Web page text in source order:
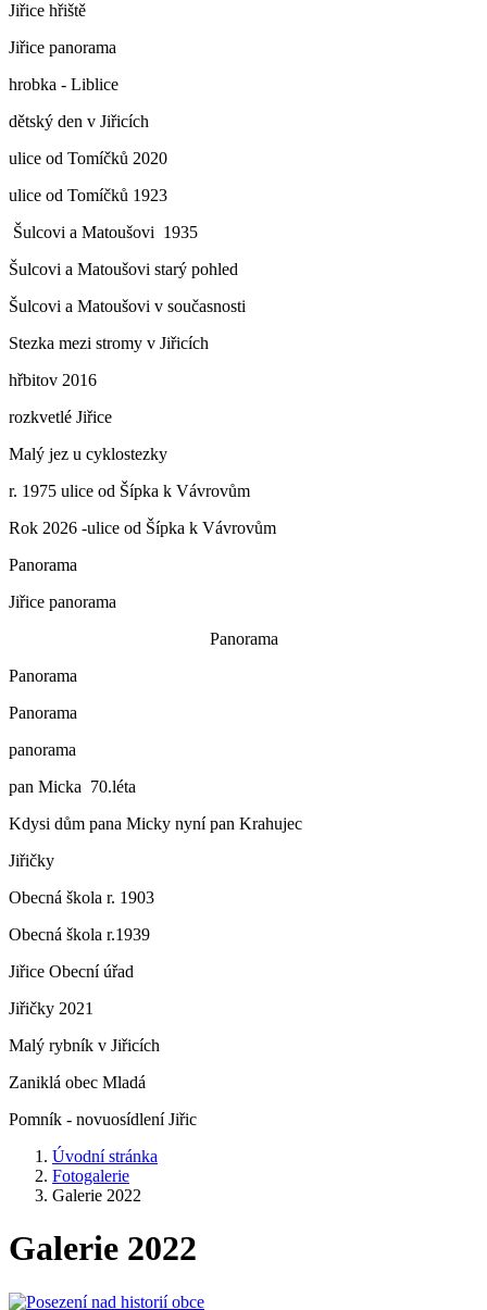
Jiřice hřiště
Jiřice panorama
hrobka - Liblice
dětský den v Jiřicích
ulice od Tomíčků 2020
ulice od Tomíčků 1923
Šulcovi a Matoušovi 1935
Šulcovi a Matoušovi starý pohled
Šulcovi a Matoušovi v současnosti
Stezka mezi stromy v Jiřicích
hřbitov 2016
rozkvetlé Jiřice
Malý jez u cyklostezky
r. 1975 ulice od Šípka k Vávrovům
Rok 2026 -ulice od Šípka k Vávrovům
Panorama
Jiřice panorama
Panorama
Panorama
Panorama
panorama
pan Micka 70.léta
Kdysi dům pana Micky nyní pan Krahujec
Jiřičky
Obecná škola r. 1903
Obecná škola r.1939
Jiřice Obecní úřad
Jiřičky 2021
Malý rybník v Jiřicích
Zaniklá obec Mladá
Pomník - novuosídlení Jiřic
Úvodní stránka
Fotogalerie
Galerie 2022
Galerie 2022